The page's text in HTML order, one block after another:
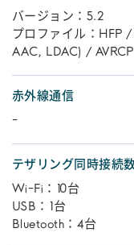
バージョン：5.2
プロファイル：HFP
AAC, LDAC) /
赤外線通信
-
テザリング同時接続
Wi-Fi：10台
USB：1台
Bluetooth：4台